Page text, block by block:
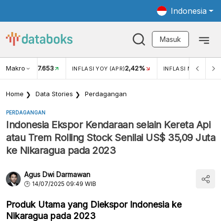
Indonesia
Masuk
Makro
USD/IDR 17.653 INFLASI YOY (APR)2,42% INFLASI MOM (APR)
Home Data Stories Perdagangan
PERDAGANGAN
Indonesia Ekspor Kendaraan selain Kereta Api
atau Trem Rolling Stock Senilai US$ 35,09 Juta
ke Nikaragua pada 2023
Agus Dwi Darmawan
14/07/2025 09:49 WIB
Produk Utama yang Diekspor Indonesia ke
Nikaragua pada 2023